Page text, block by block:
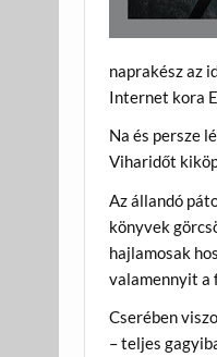
naprakész az
Internet kora
Na és persze
Viharidőt
Az állandó
könyvek
hajlamosak
valamennyit a
Cserében
– teljes